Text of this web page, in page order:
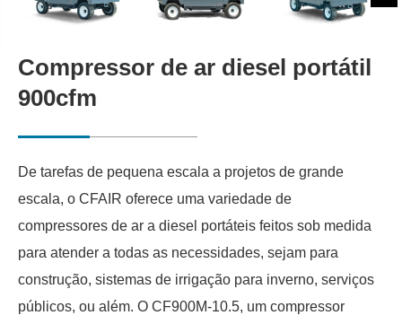
Compressor de ar diesel portátil
900cfm
De tarefas de pequena escala a projetos de grande
escala, o CFAIR oferece uma variedade de
compressores de ar a diesel portáteis feitos sob medida
para atender a todas as necessidades, sejam para
construção, sistemas de irrigação para inverno, serviços
públicos, ou além. O CF900M-10.5, um compressor